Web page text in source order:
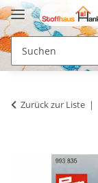
Zurück zur Liste